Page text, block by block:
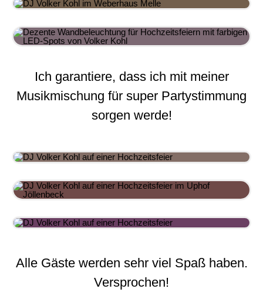
Ich garantiere, dass ich mit meiner
Musikmischung für super Partystimmung
sorgen werde!
Alle Gäste werden sehr viel Spaß haben.
Versprochen!